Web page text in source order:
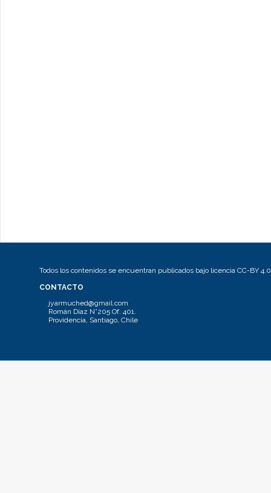
Todos los contenidos se encuentran publicados bajo licencia CC-BY 4.0
CONTACTO
jyarmuched@gmail.com
Román Díaz N°205 Of. 401.
Providencia, Santiago, Chile